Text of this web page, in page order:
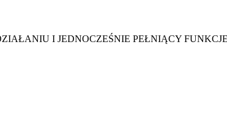
I JEDNOCZEŚNIE PEŁNIĄCY